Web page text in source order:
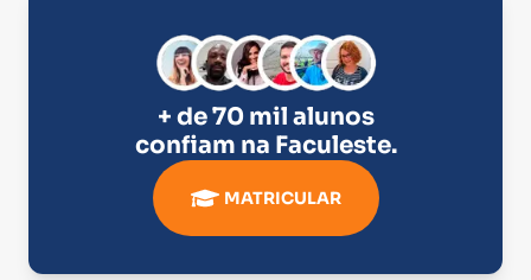
+ de 70 mil alunos
confiam na Faculeste.
MATRICULAR